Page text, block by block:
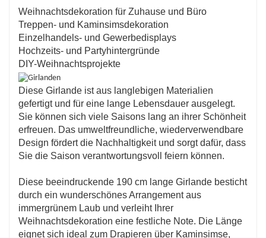
Weihnachtsdekoration für Zuhause und Büro
Treppen- und Kaminsimsdekoration
Einzelhandels- und Gewerbedisplays
Hochzeits- und Partyhintergründe
DIY-Weihnachtsprojekte
Diese Girlande ist aus langlebigen Materialien
gefertigt und für eine lange Lebensdauer ausgelegt.
Sie können sich viele Saisons lang an ihrer Schönheit
erfreuen. Das umweltfreundliche, wiederverwendbare
Design fördert die Nachhaltigkeit und sorgt dafür, dass
Sie die Saison verantwortungsvoll feiern können.
Diese beeindruckende 190 cm lange Girlande besticht
durch ein wunderschönes Arrangement aus
immergrünem Laub und verleiht Ihrer
Weihnachtsdekoration eine festliche Note. Die Länge
eignet sich ideal zum Drapieren über Kaminsimse,